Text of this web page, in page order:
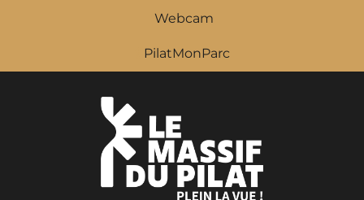
Webcam
PilatMonParc